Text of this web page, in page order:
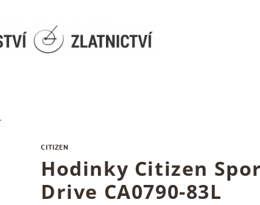
CITIZEN
Hodinky Citizen
Drive CA0790-83L